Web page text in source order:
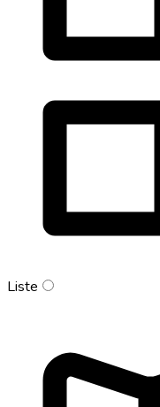
Liste